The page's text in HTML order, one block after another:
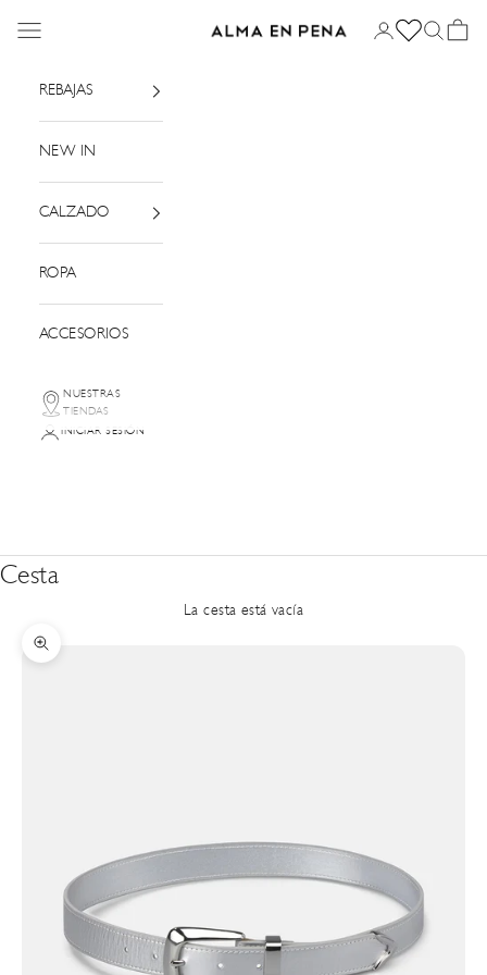
Alma en Pena
Menú Iniciar sesión
Buscar
Cesta
REBAJAS
NEW IN
CALZADO
ROPA
ACCESORIOS
NUESTRAS
TIENDAS
INICIAR SESIÓN
Cesta
La cesta está vacía
Zoom